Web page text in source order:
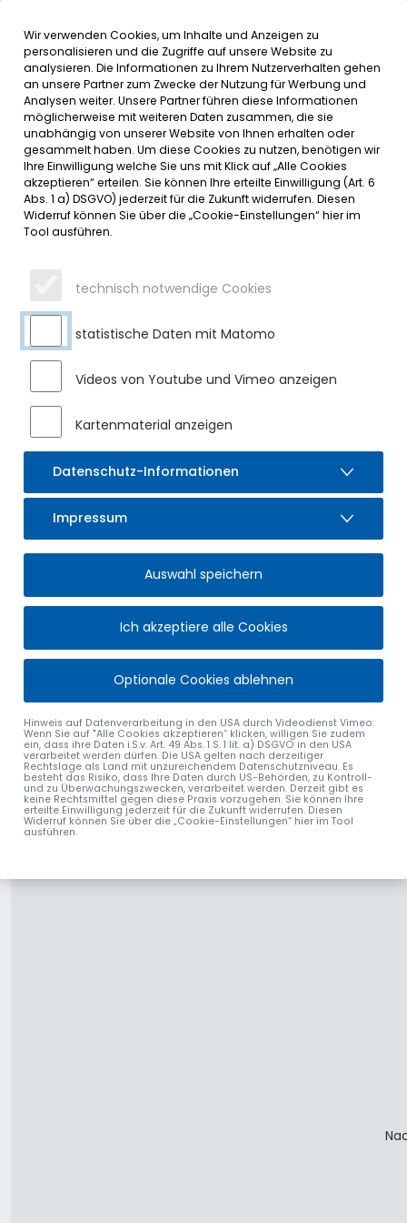
MENÜ
SERVICE
DATUMSMENÜ
JAHR WÄHLEN
MONAT WÄHLEN
Wir verwenden Cookies, um Inhalte und Anzeigen zu
personalisieren und die Zugriffe auf unsere Website zu
analysieren. Die Informationen zu Ihrem Nutzerverhalten gehen
an unsere Partner zum Zwecke der Nutzung für Werbung und
Analysen weiter. Unsere Partner führen diese Informationen
möglicherweise mit weiteren Daten zusammen, die sie
unabhängig von unserer Website von Ihnen erhalten oder
gesammelt haben. Um diese Cookies zu nutzen, benötigen wir
Ihre Einwilligung welche Sie uns mit Klick auf „Alle Cookies
akzeptieren“ erteilen. Sie können Ihre erteilte Einwilligung (Art. 6
Abs. 1 a) DSGVO) jederzeit für die Zukunft widerrufen. Diesen
Widerruf können Sie über die „Cookie-Einstellungen“ hier im
Tool ausführen.
technisch notwendige Cookies
statistische Daten mit Matomo
Videos von Youtube und Vimeo anzeigen
Kartenmaterial anzeigen
Datenschutz-Informationen
Impressum
Auswahl speichern
Ich akzeptiere alle Cookies
Optionale Cookies ablehnen
Hinweis auf Datenverarbeitung in den USA durch Videodienst Vimeo:
Wenn Sie auf "Alle Cookies akzeptieren“ klicken, willigen Sie zudem
ein, dass ihre Daten i.S.v. Art. 49 Abs. 1 S. 1 lit. a) DSGVO in den USA
verarbeitet werden dürfen. Die USA gelten nach derzeitiger
Rechtslage als Land mit unzureichendem Datenschutzniveau. Es
besteht das Risiko, dass Ihre Daten durch US-Behörden, zu Kontroll-
und zu Überwachungszwecken, verarbeitet werden. Derzeit gibt es
keine Rechtsmittel gegen diese Praxis vorzugehen. Sie können Ihre
erteilte Einwilligung jederzeit für die Zukunft widerrufen. Diesen
Widerruf können Sie über die „Cookie-Einstellungen“ hier im Tool
ausführen.